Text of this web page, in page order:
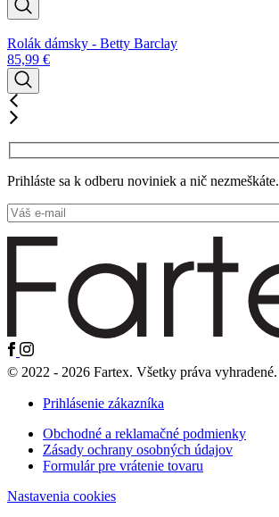
Rolák dámsky - Betty Barclay
85,99 €
Prihláste sa k odberu noviniek a nič nezmeškáte.
© 2022 - 2026 Fartex. Všetky práva vyhradené.
Prihlásenie zákazníka
Obchodné a reklamačné podmienky
Zásady ochrany osobných údajov
Formulár pre vrátenie tovaru
Nastavenia cookies